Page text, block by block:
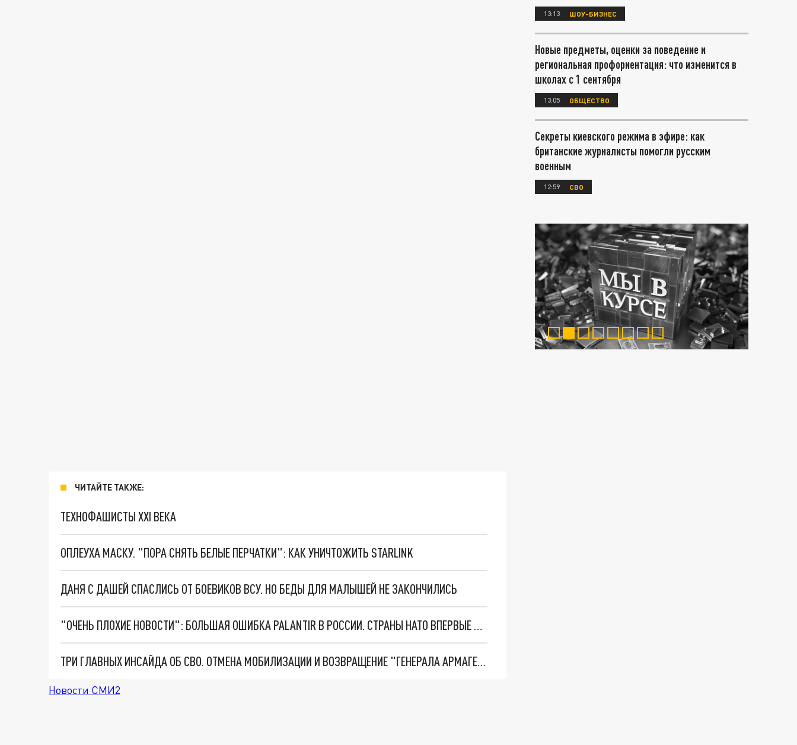
ЧИТАЙТЕ ТАКЖЕ:
ТЕХНОФАШИСТЫ XXI ВЕКА
ОПЛЕУХА МАСКУ. "ПОРА СНЯТЬ БЕЛЫЕ ПЕРЧАТКИ": КАК УНИЧТОЖИТЬ STARLINK
ДАНЯ С ДАШЕЙ СПАСЛИСЬ ОТ БОЕВИКОВ ВСУ. НО БЕДЫ ДЛЯ МАЛЫШЕЙ НЕ ЗАКОНЧИЛИСЬ
"ОЧЕНЬ ПЛОХИЕ НОВОСТИ": БОЛЬШАЯ ОШИБКА PALANTIR В РОССИИ. СТРАНЫ НАТО ВПЕРВЫЕ ЗА СВО ОСТАНОВИЛИ ПОСТАВКИ ОРУЖИЯ. ВСУ ТЕРЯЮТ ПРИГРАНИЧЬЕ?
ТРИ ГЛАВНЫХ ИНСАЙДА ОБ СВО. ОТМЕНА МОБИЛИЗАЦИИ И ВОЗВРАЩЕНИЕ "ГЕНЕРАЛА АРМАГЕДДОНА"? ОТЛИЧНЫЕ НОВОСТИ, КОТОРЫЕ ЖДАЛИ ВСЕ
Новости СМИ2
13:13 ШОУ-БИЗНЕС
Новые предметы, оценки за поведение и
региональная профориентация: что изменится в
школах с 1 сентября
13:05 ОБЩЕСТВО
Секреты киевского режима в эфире: как
британские журналисты помогли русским
военным
12:59 СВО